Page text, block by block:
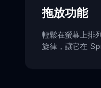
拖放功能
輕鬆在螢幕上排
旋律，讓它在